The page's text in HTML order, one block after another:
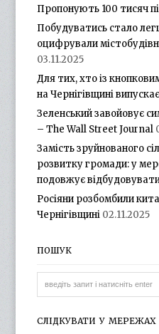
Пропонують 100 тисяч
Побудуватись стало
оцифрували
03.11.2025
Для тих, хто із
на Чернігівщині
Зеленський завойовує
– The Wall Street Journal
Замість зруйнованого
розвитку громади: у
подовжує
Росіяни розбомбили
Чернігівщині 02.11.2025
ПОШУК
СЛІДКУВАТИ У МЕРЕЖАХ